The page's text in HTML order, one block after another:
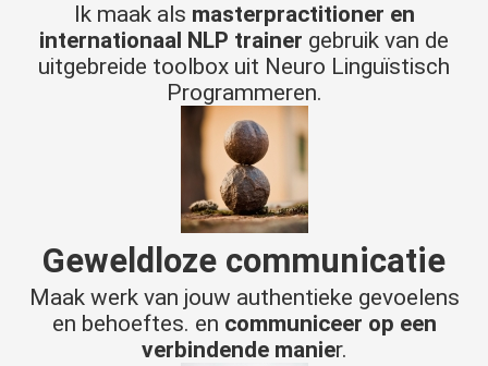
Ik maak als masterpractitioner en
internationaal NLP trainer gebruik van de
uitgebreide toolbox uit Neuro Linguïstisch
Programmeren.
Geweldloze communicatie
Maak werk van jouw authentieke gevoelens
en behoeftes. en communiceer op een
verbindende manier.